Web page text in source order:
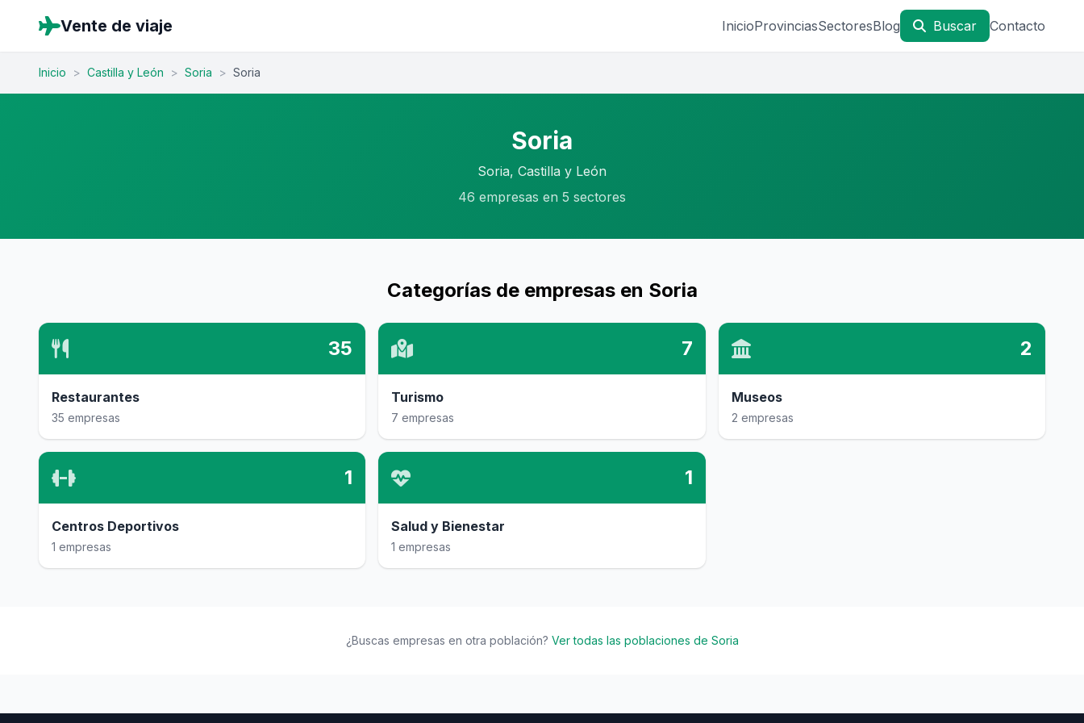
Vente de viaje InicioProvinciasSectoresBlog Buscar Contacto
Inicio > Castilla y León > Soria > Soria
Soria
Soria, Castilla y León
46 empresas en 5 sectores
Categorías de empresas en Soria
35
Restaurantes
35 empresas
7
Turismo
7 empresas
2
Museos
2 empresas
1
Centros Deportivos
1 empresas
1
Salud y Bienestar
1 empresas
¿Buscas empresas en otra población? Ver todas las poblaciones de Soria